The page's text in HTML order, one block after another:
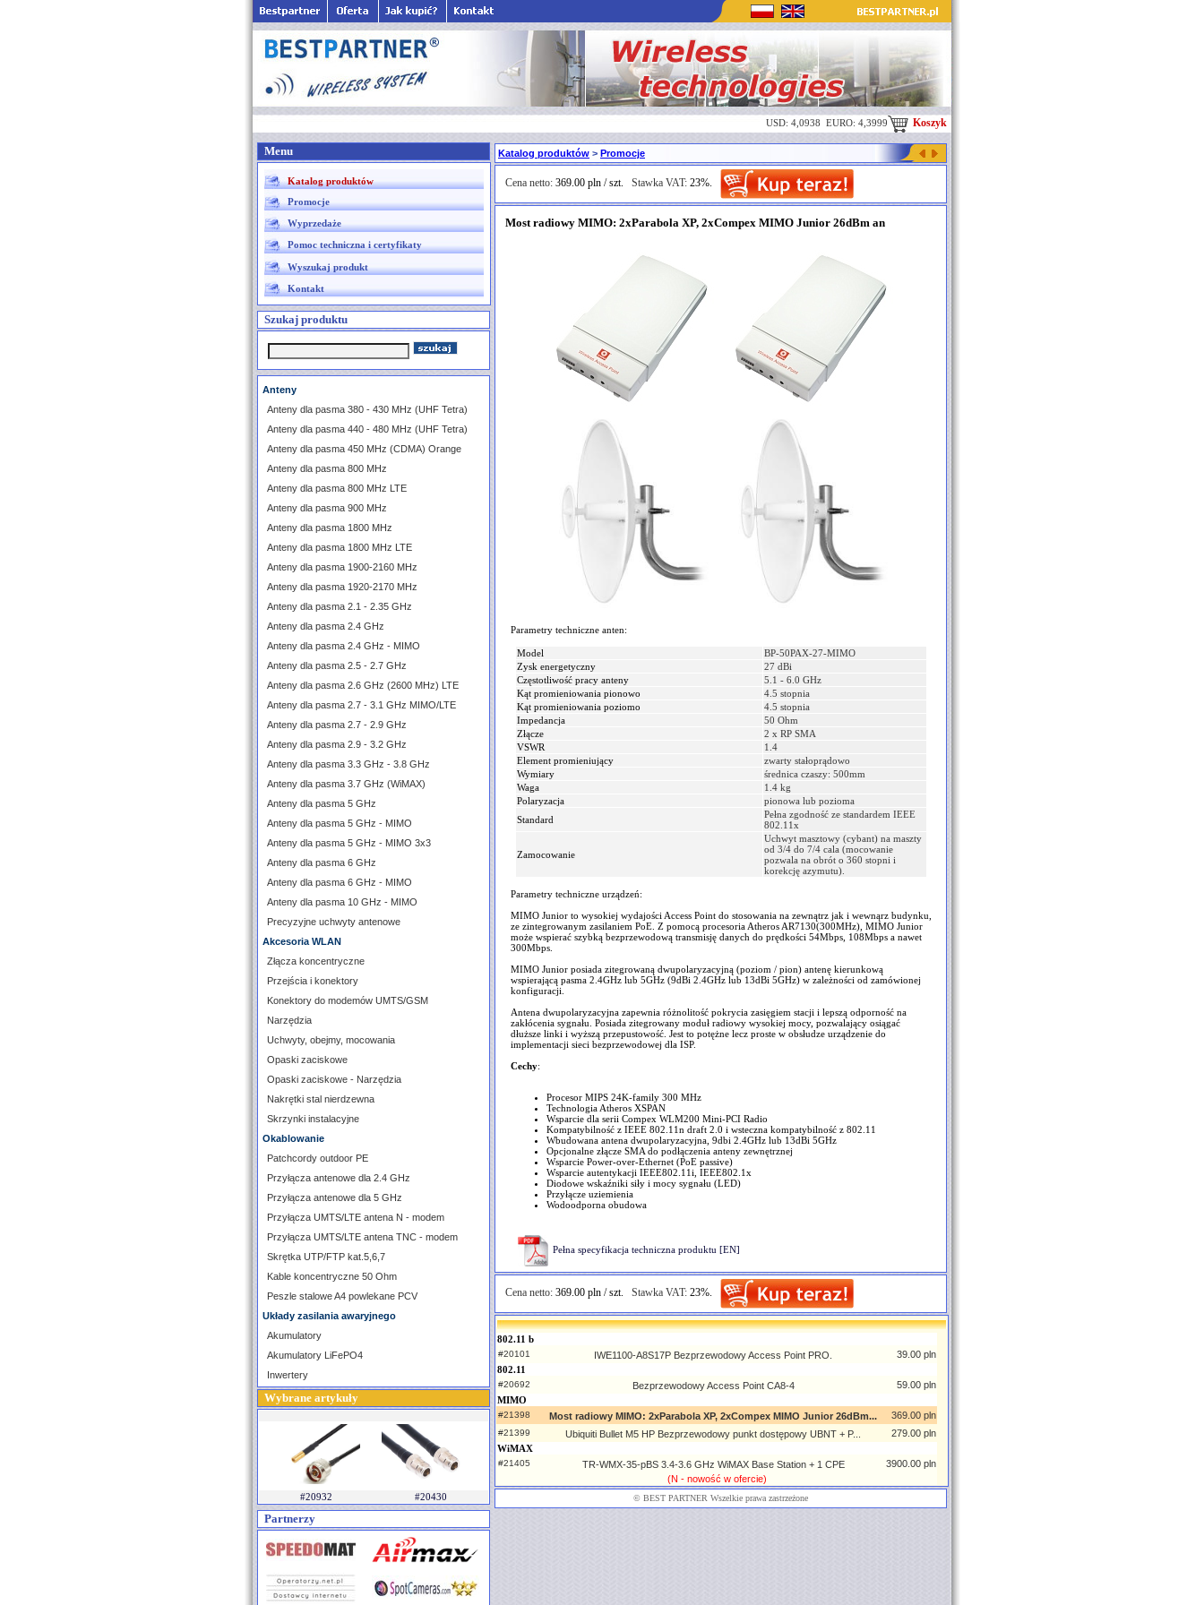
USD: 4,0938 EURO: 4,3999 Koszyk
Menu
Katalog produktów
Promocje
Wyprzedaże
Pomoc techniczna i certyfikaty
Wyszukaj produkt
Kontakt
Szukaj produktu
Anteny
Anteny dla pasma 380 - 430 MHz (UHF Tetra)
Anteny dla pasma 440 - 480 MHz (UHF Tetra)
Anteny dla pasma 450 MHz (CDMA) Orange
Anteny dla pasma 800 MHz
Anteny dla pasma 800 MHz LTE
Anteny dla pasma 900 MHz
Anteny dla pasma 1800 MHz
Anteny dla pasma 1800 MHz LTE
Anteny dla pasma 1900-2160 MHz
Anteny dla pasma 1920-2170 MHz
Anteny dla pasma 2.1 - 2.35 GHz
Anteny dla pasma 2.4 GHz
Anteny dla pasma 2.4 GHz - MIMO
Anteny dla pasma 2.5 - 2.7 GHz
Anteny dla pasma 2.6 GHz (2600 MHz) LTE
Anteny dla pasma 2.7 - 3.1 GHz MIMO/LTE
Anteny dla pasma 2.7 - 2.9 GHz
Anteny dla pasma 2.9 - 3.2 GHz
Anteny dla pasma 3.3 GHz - 3.8 GHz
Anteny dla pasma 3.7 GHz (WiMAX)
Anteny dla pasma 5 GHz
Anteny dla pasma 5 GHz - MIMO
Anteny dla pasma 5 GHz - MIMO 3x3
Anteny dla pasma 6 GHz
Anteny dla pasma 6 GHz - MIMO
Anteny dla pasma 10 GHz - MIMO
Precyzyjne uchwyty antenowe
Akcesoria WLAN
Złącza koncentryczne
Przejścia i konektory
Konektory do modemów UMTS/GSM
Narzędzia
Uchwyty, obejmy, mocowania
Opaski zaciskowe
Opaski zaciskowe - Narzędzia
Nakrętki stal nierdzewna
Skrzynki instalacyjne
Okablowanie
Patchcordy outdoor PE
Przyłącza antenowe dla 2.4 GHz
Przyłącza antenowe dla 5 GHz
Przyłącza UMTS/LTE antena N - modem
Przyłącza UMTS/LTE antena TNC - modem
Skrętka UTP/FTP kat.5,6,7
Kable koncentryczne 50 Ohm
Peszle stalowe A4 powlekane PCV
Układy zasilania awaryjnego
Akumulatory
Akumulatory LiFePO4
Inwertery
Wybrane artykuły
#20932 #20430
Partnerzy
Katalog produktów > Promocje
Cena netto: 369.00 pln / szt. Stawka VAT: 23%.
Most radiowy MIMO: 2xParabola XP, 2xCompex MIMO Junior 26dBm an
Parametry techniczne anten:
Model
BP-50PAX-27-MIMO
Zysk energetyczny
27 dBi
Częstotliwość pracy anteny
5.1 - 6.0 GHz
Kąt promieniowania pionowo
4.5 stopnia
Kąt promieniowania poziomo
4.5 stopnia
Impedancja
50 Ohm
Złącze
2 x RP SMA
VSWR
1.4
Element promieniujący
zwarty stałoprądowo
Wymiary
średnica czaszy: 500mm
Waga
1.4 kg
Polaryzacja
pionowa lub pozioma
Standard
Pełna zgodność ze standardem IEEE
802.11x
Zamocowanie
Uchwyt masztowy (cybant) na maszty
od 3/4 do 7/4 cala (mocowanie
pozwala na obrót o 360 stopni i
korekcję azymutu).
Parametry techniczne urządzeń:
MIMO Junior to wysokiej wydajości Access Point do stosowania na zewnątrz jak i wewnąrz budynku,
ze zintegrowanym zasilaniem PoE. Z pomocą procesoria Atheros AR7130(300MHz), MIMO Junior
może wspierać szybką bezprzewodową transmisję danych do prędkości 54Mbps, 108Mbps a nawet
300Mbps.
MIMO Junior posiada zitegrowaną dwupolaryzacyjną (poziom / pion) antenę kierunkową
wspierającą pasma 2.4GHz lub 5GHz (9dBi 2.4GHz lub 13dBi 5GHz) w zależności od zamówionej
konfiguracji.
Antena dwupolaryzacyjna zapewnia różnolitość pokrycia zasięgiem stacji i lepszą odporność na
zakłócenia sygnału. Posiada zitegrowany moduł radiowy wysokiej mocy, pozwalający osiągać
dłuższe linki i wyższą przepustowość. Jest to potężne lecz proste w obsłudze urządzenie do
implementacji sieci bezprzewodowej dla ISP.
Cechy:
Procesor MIPS 24K-family 300 MHz
Technologia Atheros XSPAN
Wsparcie dla serii Compex WLM200 Mini-PCI Radio
Kompatybilność z IEEE 802.11n draft 2.0 i wsteczna kompatybilność z 802.11
Wbudowana antena dwupolaryzacyjna, 9dbi 2.4GHz lub 13dBi 5GHz
Opcjonalne złącze SMA do podłączenia anteny zewnętrznej
Wsparcie Power-over-Ethernet (PoE passive)
Wsparcie autentykacji IEEE802.11i, IEEE802.1x
Diodowe wskaźniki siły i mocy sygnału (LED)
Przyłącze uziemienia
Wodoodporna obudowa
Pełna specyfikacja techniczna produktu [EN]
Cena netto: 369.00 pln / szt. Stawka VAT: 23%.
802.11 b
#20101 IWE1100-A8S17P Bezprzewodowy Access Point PRO.
39.00 pln
802.11
#20692 Bezprzewodowy Access Point CA8-4
59.00 pln
MIMO
#21398 Most radiowy MIMO: 2xParabola XP, 2xCompex MIMO Junior 26dBm... 369.00 pln
#21399 Ubiquiti Bullet M5 HP Bezprzewodowy punkt dostępowy UBNT + P...
279.00 pln
WiMAX
#21405 TR-WMX-35-pBS 3.4-3.6 GHz WiMAX Base Station + 1 CPE
3900.00 pln
(N - nowość w ofercie)
© BEST PARTNER Wszelkie prawa zastrzeżone